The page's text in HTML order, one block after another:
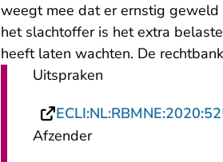
weegt mee dat er ernstig geweld
het slachtoffer is het extra
heeft laten wachten. De
Uitspraken
Afzender